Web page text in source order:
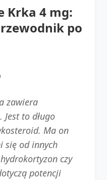
Krka 4 mg:
po
zawiera
to długo
Ma on
się od innych
czy
potencji